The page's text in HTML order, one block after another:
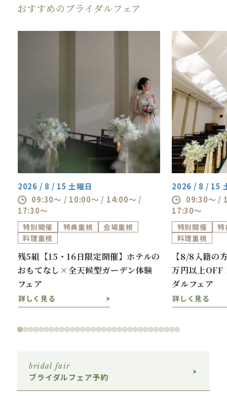
おすすめのブライダルフェア
2026 / 8 / 15 土曜日
09:30～ / 10:00～ / 14:00～ /
17:30～
特別開催 特典重視
会場重視
料理重視
残5組【15・16日限定開催】ホテルの
おもてなし×全天候型ガーデン体験
フェア
詳しく見る
2026 / 8 / 15
09:30～ /
17:30～
特別開催
特
料理重視
【8/8入籍の
万円以上OFF
ダルフェア
詳しく見る
bridal fair
ブライダルフェア予約